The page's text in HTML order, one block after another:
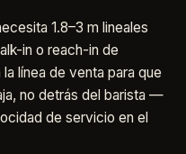
1.8–3 m lineales
in o reach-in de
línea de venta para que
no detrás del barista —
de servicio en el